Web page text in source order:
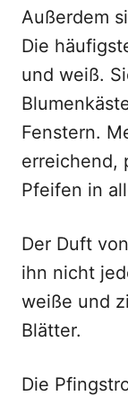
Außerdem
Die
und weiß.
Fenstern.
erreichend,
Pfeifen in
Der Duft
ihn nicht
weiße und
Blätter.
Die